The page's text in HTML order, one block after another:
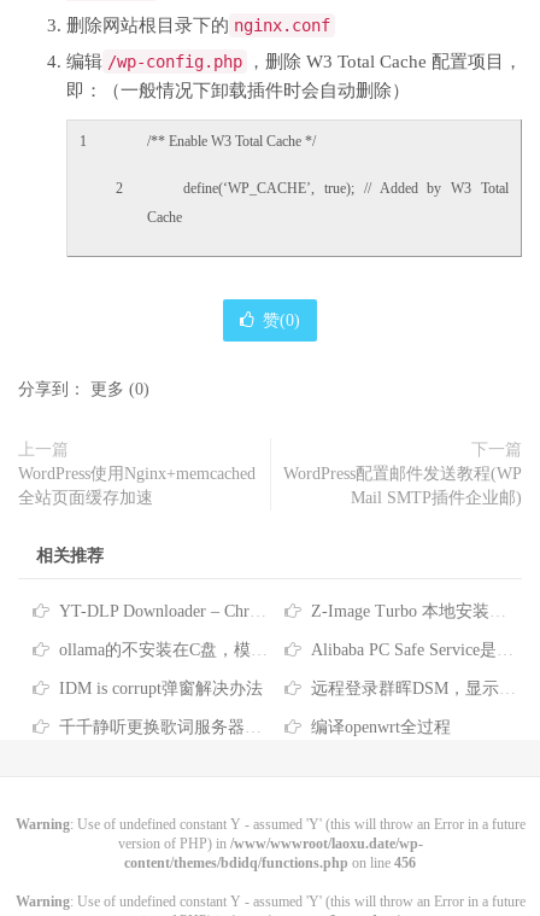
删除网站根目录下的 nginx. conf
编辑 /wp-config. php
，删除 W3 Total Cache 配置项目，
即：（一般情况下卸载插件时会自动删除）
1
2
/** Enable W3 Total Cache */
define(‘WP_CACHE’, true); // Added by W3 Total
Cache
赞(0)
分享到： 更多 (0)
上一篇
WordPress使用Nginx+memcached
全站页面缓存加速
下一篇
WordPress配置邮件发送教程(WP
Mail SMTP插件企业邮)
相关推荐
YT-DLP Downloader – Chrome 扩展插件-原创 Z-Image Turbo 本地安装教程！最近非常火的文生图AI模型，支持反审查
ollama的不安装在C盘，模型下载到其他盘 Alibaba PC Safe Service是什么软件-彻底删除Alibaba PC Safe Service的方法
IDM is corrupt弹窗解决办法 远程登录群晖DSM，显示“您没有权限使用本项服务”
千千静听更换歌词服务器的方法 编译openwrt全过程
Warning: Use of undefined constant Y - assumed 'Y' (this will throw an Error in a future
version of PHP) in /www/wwwroot/laoxu.date/wp-
content/themes/bdidq/functions.php on line 456
Warning: Use of undefined constant Y - assumed 'Y' (this will throw an Error in a future